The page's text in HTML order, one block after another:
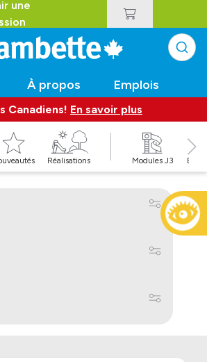
une
À propos Emplois
Canadiens! En savoir plus
Réalisations Modules J3